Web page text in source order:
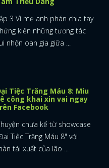
3 Vì mẹ anh phán chia tay
kiến những tương tác
nhộn oan gia giữa ...
Tiệc Trăng Máu 8: Miu
công khai xin vai ngay
Facebook
chưa kể từ showcase
Tiệc Trăng Máu 8" với
tái xuất của lão ...